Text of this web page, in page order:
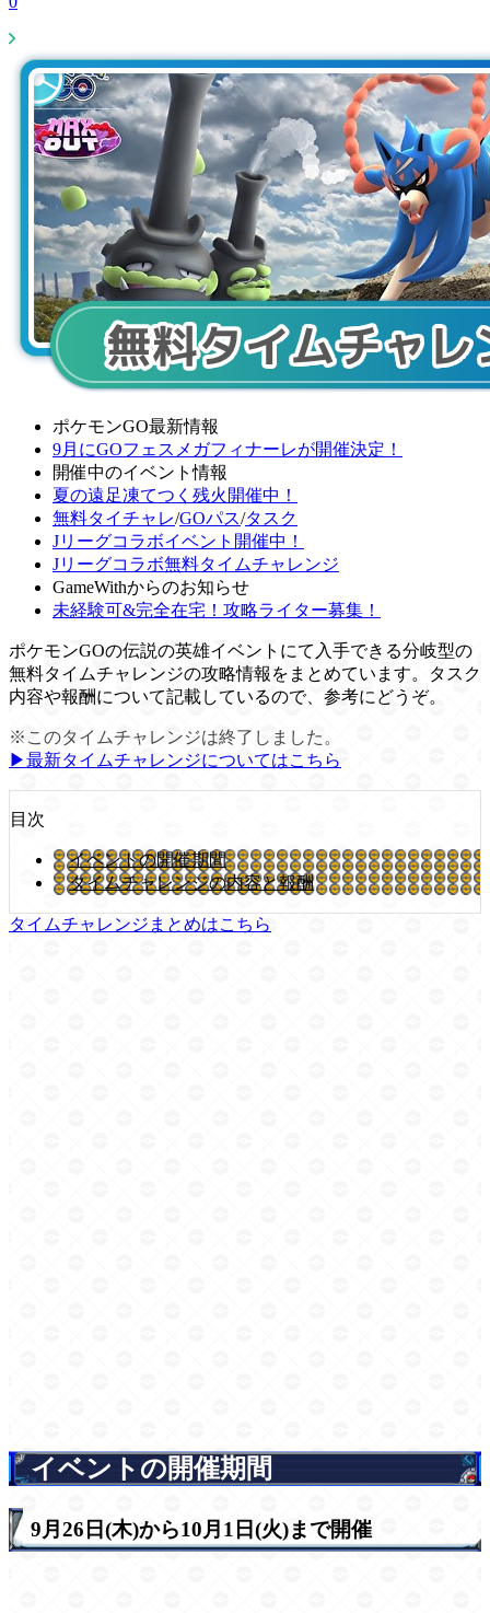
ポケモンGO最新情報
9月にGOフェスメガフィナーレが開催決定！
開催中のイベント情報
夏の遠足凍てつく残火開催中！
無料タイチャレ/GOパス/タスク
Jリーグコラボイベント開催中！
Jリーグコラボ無料タイムチャレンジ
GameWithからのお知らせ
未経験可&完全在宅！攻略ライター募集！
ポケモンGOの伝説の英雄イベントにて入手できる分岐型の
無料タイムチャレンジの攻略情報をまとめています。タスク
内容や報酬について記載しているので、参考にどうぞ。
※このタイムチャレンジは終了しました。
▶︎最新タイムチャレンジについてはこちら
目次
イベントの開催期間
タイムチャレンジの内容と報酬
タイムチャレンジまとめはこちら
イベントの開催期間
9月26日(木)から10月1日(火)まで開催